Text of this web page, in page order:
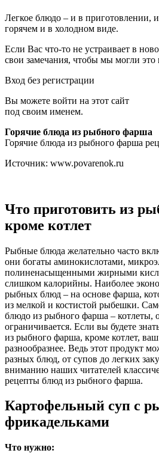
Легкое блюдо – и в приготовлении,
горячем и в холодном виде.
Если Вас что-то не устраивает в
свои замечания, чтобы мы могли это
Вход без регистрации
Вы можете войти на этот сайт
под своим именем.
Горячие блюда из рыбного фарша
Горячие блюда из рыбного фарша
Источник: www.povarenok.ru
Что приготовить из
кроме котлет
Рыбные блюда желательно часто
они богаты аминокислотами,
полиненасыщенными жирными
слишком калорийны. Наиболее
рыбных блюд – на основе фарша,
из мелкой и костистой рыбешки.
блюдо из рыбного фарша – котлеты,
ограничивается. Если вы будете
из рыбного фарша, кроме котлет,
разнообразнее. Ведь этот продукт
разных блюд, от супов до легких
вниманию наших читателей
рецепты блюд из рыбного фарша.
Картофельный суп с
фрикадельками
Что нужно: